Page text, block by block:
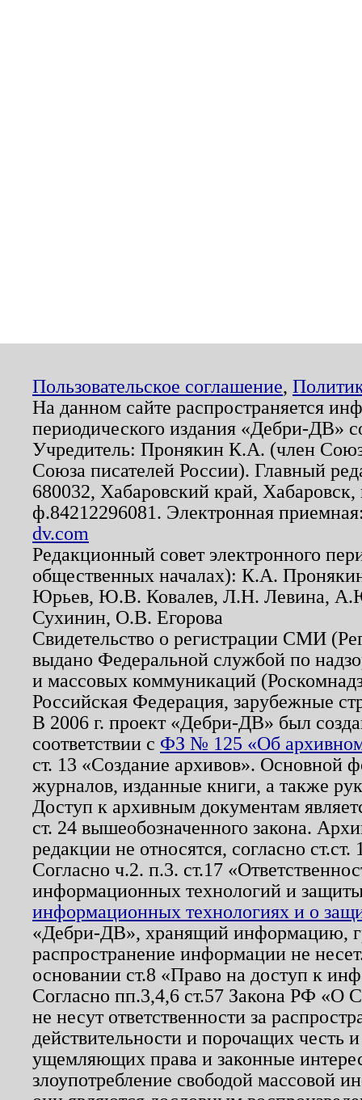
Пользовательское соглашение,
На данном сайте распространяется
периодического издания «Дебри-ДВ»
Учредитель: Пронякин К.А. (член
Союза писателей России). Главный
680032, Хабаровский край,
ф.84212296081. Электронная
dv.com
Редакционный совет электронного
общественных началах): К.А.
Юрьев, Ю.В. Ковалев, Л.Н. Левина,
Сухинин, О.В. Егорова
Свидетельство о регистрации СМИ
выдано Федеральной службой по
и массовых коммуникаций
Российская Федерация, зарубежные
В 2006 г. проект «Дебри-ДВ» был
соответствии с ФЗ № 125 «Об
ст. 13 «Создание архивов». Основной
журналов, изданные книги, а также
Доступ к архивным документам
ст. 24 вышеобозначенного закона.
редакции не относятся, согласно
Согласно ч.2. п.3. ст.17
информационных технологий и
информационных технологиях и о
«Дебри-ДВ», хранящий информацию,
распространение информации не
основании ст.8 «Право на доступ к
Согласно пп.3,4,6 ст.57 Закона РФ «О
не несут ответственности за
действительности и порочащих честь
ущемляющих права и законные
злоупотребление свободой массовой